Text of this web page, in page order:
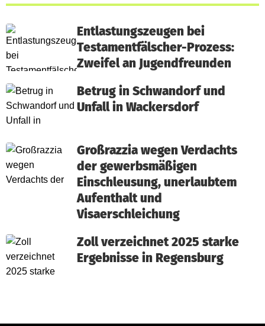
Entlastungszeugen bei
Testamentfälscher-Prozess:
Zweifel an Jugendfreunden
Betrug in Schwandorf und
Unfall in Wackersdorf
Großrazzia wegen Verdachts
der gewerbsmäßigen
Einschleusung, unerlaubtem
Aufenthalt und
Visaerschleichung
Zoll verzeichnet 2025 starke
Ergebnisse in Regensburg